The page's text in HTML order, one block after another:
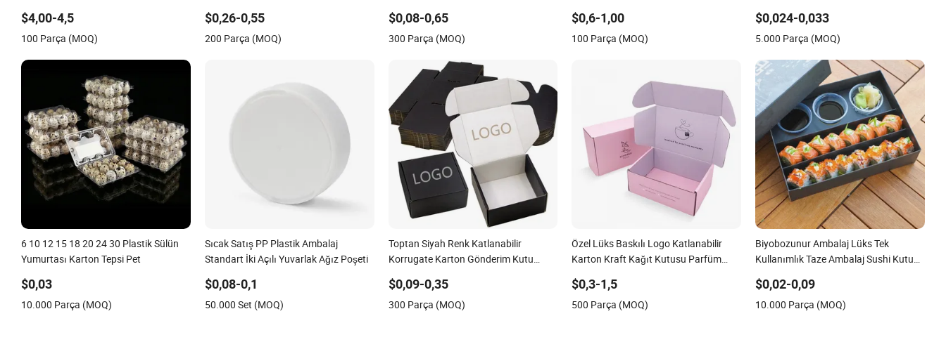
$4,00-4,5
100 Parça (MOQ)
Nakliye Teslimat Paketleme Ambalaj
Kutusu
$0,26-0,55
200 Parça (MOQ)
Karton Kutusu Takı Parfüm Gıda Pizza
Çikolata
$0,08-0,65
300 Parça (MOQ)
Zencefil Kutusu
$0,6-1,00
100 Parça (MOQ)
Hazır Yemek Ambalajı
$0,024-0,033
5.000 Parça (MOQ)
6 10 12 15 18 20 24 30 Plastik Sülün
Yumurtası Karton Tepsi Pet
$0,03
10.000 Parça (MOQ)
Sıcak Satış PP Plastik Ambalaj
Standart İki Açılı Yuvarlak Ağız Poşeti
$0,08-0,1
50.000 Set (MOQ)
Toptan Siyah Renk Katlanabilir
Korrugate Karton Gönderim Kutu
$0,09-0,35
300 Parça (MOQ)
Özel Lüks Baskılı Logo Katlanabilir
Karton Kraft Kağıt Kutusu Parfüm
Gönderim Paketleme Posta Kutusu
Noel Hediye Kutusu
$0,3-1,5
500 Parça (MOQ)
Biyobozunur Ambalaj Lüks Tek
Kullanımlık Taze Ambalaj Sushi Kutusu
$0,02-0,09
10.000 Parça (MOQ)